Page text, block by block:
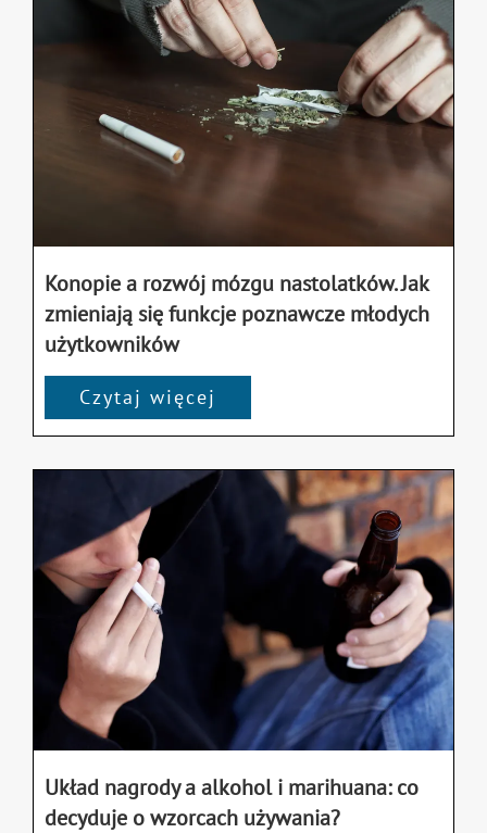
Konopie a rozwój mózgu nastolatków. Jak
zmieniają się funkcje poznawcze młodych
użytkowników
Czytaj więcej
Układ nagrody a alkohol i marihuana: co
decyduje o wzorcach używania?